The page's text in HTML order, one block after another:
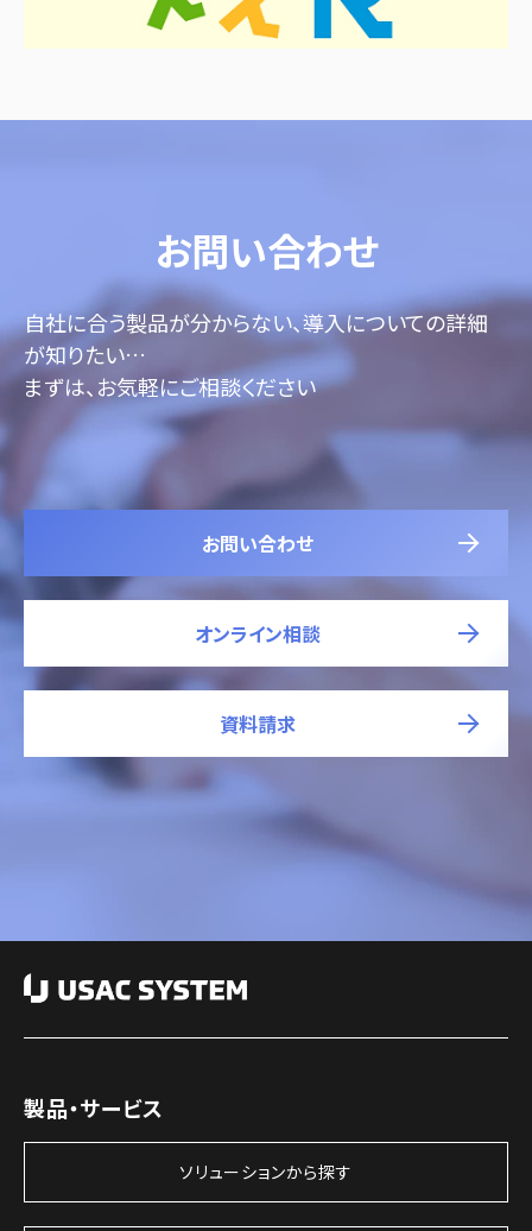
お問い合わせ
自社に合う製品が分からない、導入についての詳細
が知りたい…
まずは、お気軽にご相談ください
お問い合わせ
オンライン相談
資料請求
製品・サービス
ソリューションから探す